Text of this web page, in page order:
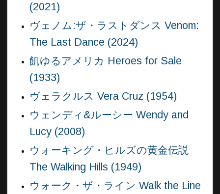
(2021)
ヴェノム:ザ・ラストダンス Venom:
The Last Dance (2024)
飢ゆるアメリカ Heroes for Sale
(1933)
ヴェラクルス Vera Cruz (1954)
ウェンディ&ルーシー Wendy and
Lucy (2008)
ウォーキング・ヒルズの黄金伝説
The Walking Hills (1949)
ウォーク・ザ・ライン Walk the Line